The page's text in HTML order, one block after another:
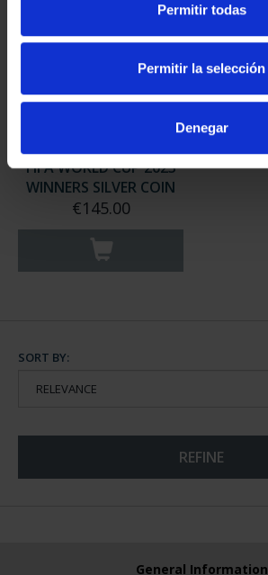
Permitir todas
Permitir la selección
Denegar
FIFA WORLD CUP 2023
WINNERS SILVER COIN
€145.00
SORT BY:
REFINE
General Information